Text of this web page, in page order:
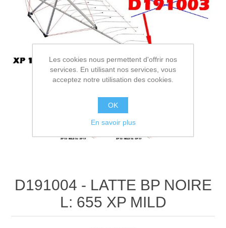
D191004 - LATTE BP NOIRE
L: 655 XP MILD
Les cookies nous permettent d'offrir nos
services. En utilisant nos services, vous
acceptez notre utilisation des cookies.
OK
En savoir plus